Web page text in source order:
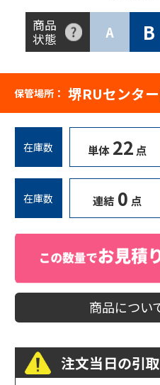
商品
状態
A B
保管場所： 堺RUセンタ
在庫数 単体 22 点
在庫数 連結 0 点
商品につい
注文当日の引